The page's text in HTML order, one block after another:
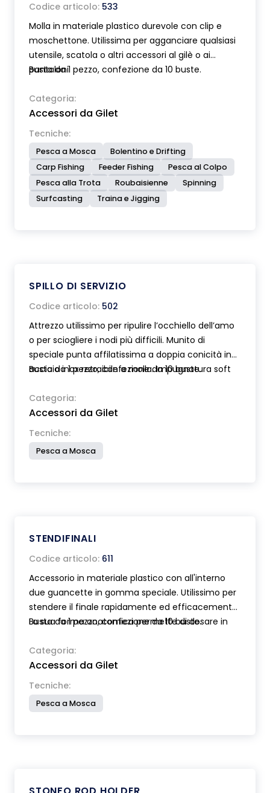
Codice articolo: 533
Molla in materiale plastico durevole con clip e
moschettone. Utilissima per agganciare qualsiasi
utensile, scatola o altri accessori al gilè o ai
pantaloni.
Busta da 1 pezzo, confezione da 10 buste.
Categoria:
Accessori da Gilet
Tecniche:
Pesca a Mosca
Bolentino e Drifting
Carp Fishing
Feeder Fishing
Pesca al Colpo
Pesca alla Trota
Roubaisienne
Spinning
Surfcasting
Traina e Jigging
SPILLO DI SERVIZIO
Codice articolo: 502
Attrezzo utilissimo per ripulire l’occhiello dell’amo
o per sciogliere i nodi più difficili. Munito di
speciale punta affilatissima a doppia conicità in
acciaio inox retraibile a molla. Impugnatura soft
Busta da 1 pezzo, confezione da 10 buste.
Categoria:
Accessori da Gilet
Tecniche:
Pesca a Mosca
STENDIFINALI
Codice articolo: 611
Accessorio in materiale plastico con all'interno
due guancette in gomma speciale. Utilissimo per
stendere il finale rapidamente ed efficacemente.
La sua forma anatomica permette di dosare in
foro per l'aggancio al gilet.
Busta da 1 pezzo, confezione da 10 buste.
Categoria:
Accessori da Gilet
Tecniche:
Pesca a Mosca